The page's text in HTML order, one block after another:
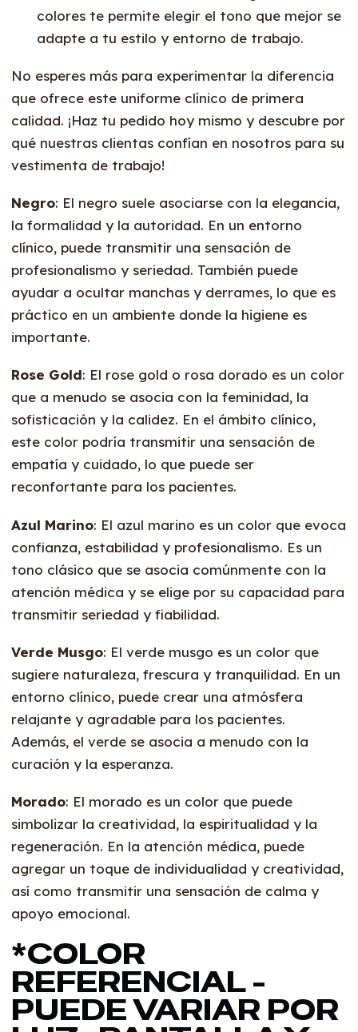
colores te permite elegir el tono que mejor se
adapte a tu estilo y entorno de trabajo.
No esperes más para experimentar la diferencia
que ofrece este uniforme clínico de primera
calidad. ¡Haz tu pedido hoy mismo y descubre por
qué nuestras clientas confían en nosotros para su
vestimenta de trabajo!
Negro: El negro suele asociarse con la elegancia,
la formalidad y la autoridad. En un entorno
clínico, puede transmitir una sensación de
profesionalismo y seriedad. También puede
ayudar a ocultar manchas y derrames, lo que es
práctico en un ambiente donde la higiene es
importante.
Rose Gold: El rose gold o rosa dorado es un color
que a menudo se asocia con la feminidad, la
sofisticación y la calidez. En el ámbito clínico,
este color podría transmitir una sensación de
empatía y cuidado, lo que puede ser
reconfortante para los pacientes.
Azul Marino: El azul marino es un color que evoca
confianza, estabilidad y profesionalismo. Es un
tono clásico que se asocia comúnmente con la
atención médica y se elige por su capacidad para
transmitir seriedad y fiabilidad.
Verde Musgo: El verde musgo es un color que
sugiere naturaleza, frescura y tranquilidad. En un
entorno clínico, puede crear una atmósfera
relajante y agradable para los pacientes.
Además, el verde se asocia a menudo con la
curación y la esperanza.
Morado: El morado es un color que puede
simbolizar la creatividad, la espiritualidad y la
regeneración. En la atención médica, puede
agregar un toque de individualidad y creatividad,
así como transmitir una sensación de calma y
apoyo emocional.
*COLOR
REFERENCIAL -
PUEDE VARIAR POR